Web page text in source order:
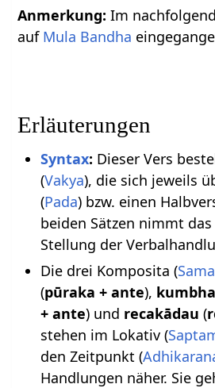
Anmerkung: Im
auf Mula Bandha
Erläuterungen
Syntax: Dieser Vers
(Vakya), die sich jeweils
(Pada) bzw. einen
beiden Sätzen nimmt das
Stellung der
Die drei Komposita (
(pūraka + ante),
+ ante) und recakādau (
stehen im Lokativ (
den Zeitpunkt (
Handlungen näher. Sie